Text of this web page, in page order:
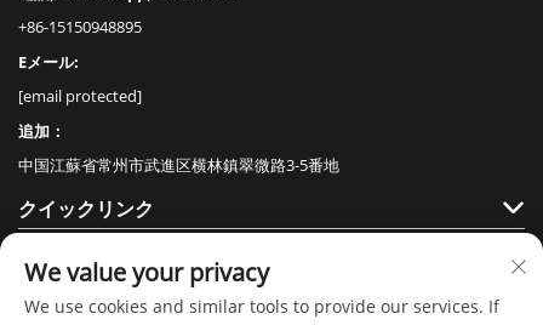
+86-15150948895
Eメール:
[email protected]
追加：
中国江蘇省常州市武進区横林鎮翠微路3-5番地
クイックリンク
製品
We value your privacy
We use cookies and similar tools to provide our services. If